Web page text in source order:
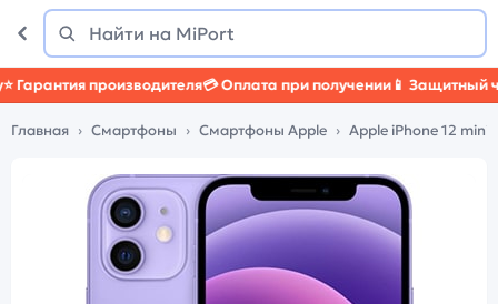
Поиск
Найти
производителя💳 Оплата при получении📱 Защитный
Главная Смартфоны Смартфоны Apple Apple iPhone 12 mini